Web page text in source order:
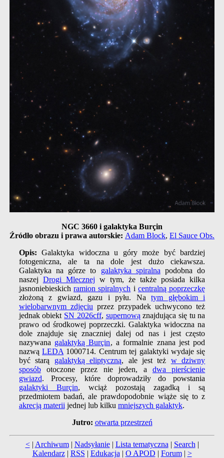
NGC 3660 i galaktyka Burçin
Źródło obrazu i prawa autorskie: Adam Block, El Sauce Obs.
Opis:Galaktyka widoczna u góry może być bardziej
fotogeniczna, ale ta na dole jest dużo ciekawsza.
Galaktyka na górze to galaktyka spiralna podobna do
naszej Drogi Mlecznej w tym, że także posiada kilka
jasnoniebieskichramion spiralnych i centralną poprzeczkę
złożoną z gwiazd, gazu i pyłu. Natym głębokim i
wielobarwnym zdjęciu przez przypadek uchwycono też
jednak obiekt SN 2026cff, supernową znajdująca się tu na
prawo od środkowej poprzeczki. Galaktyka widoczna na
dole znajduje się znaczniej dalej od nas i jest często
nazywana galaktyką Burçin, a formalnie znana jest pod
nazwąLEDA 1000714. Centrum tej galaktyki wydaje się
być starą galaktyką eliptyczną, ale jest też w dziwny
sposóbotoczone przez nie jeden, a dwa pierścienie
gwiazd. Procesy, które doprowadziły do powstania
galaktyki Burçin, wciąż pozostają zagadką i są
przedmiotem badań, ale prawdopodobnie wiąże się to z
akrecją materii jednej lub kilku mniejszych galaktyk.
Jutro: otwarta przestrzeń
<| Archiwum| Nadsyłanie| Lista tematyczna | Search |
Kalendarz| RSS | Edukacja | O APOD | Forum| >